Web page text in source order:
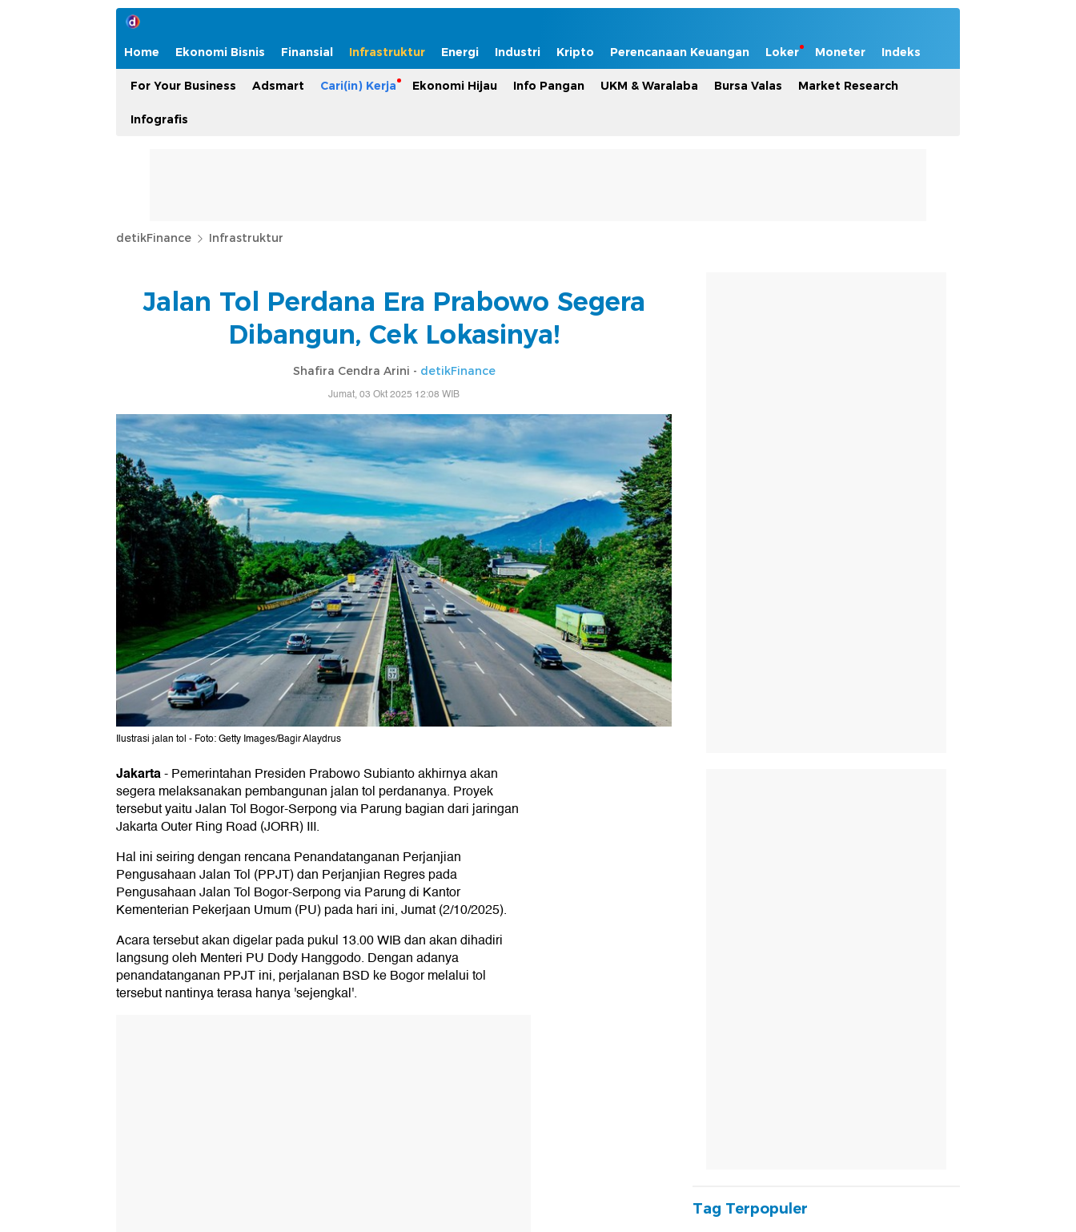
Home Ekonomi Bisnis Finansial Infrastruktur Energi Industri Kripto Perencanaan Keuangan Loker Moneter Indeks
For Your Business Adsmart Cari(in) Kerja Ekonomi Hijau Info Pangan UKM & Waralaba Bursa Valas Market Research
Infografis
detikFinance Infrastruktur
Jalan Tol Perdana Era Prabowo Segera
Dibangun, Cek Lokasinya!
Shafira Cendra Arini - detikFinance
Jumat, 03 Okt 2025 12:08 WIB
Ilustrasi jalan tol - Foto: Getty Images/Bagir Alaydrus
Jakarta-Pemerintahan Presiden Prabowo Subianto akhirnya akan
segera melaksanakan pembangunan jalan tol perdananya. Proyek
tersebut yaitu Jalan Tol Bogor-Serpong via Parung bagian dari jaringan
Jakarta Outer Ring Road (JORR) III.
Hal ini seiring dengan rencana Penandatanganan Perjanjian
Pengusahaan Jalan Tol (PPJT) dan Perjanjian Regres pada
Pengusahaan Jalan Tol Bogor-Serpong via Parung di Kantor
Kementerian Pekerjaan Umum (PU) pada hari ini, Jumat (2/10/2025).
Acara tersebut akan digelar pada pukul 13.00 WIB dan akan dihadiri
langsung oleh Menteri PU Dody Hanggodo. Dengan adanya
penandatanganan PPJT ini, perjalanan BSD ke Bogor melalui tol
tersebut nantinya terasa hanya 'sejengkal'.
Tag Terpopuler